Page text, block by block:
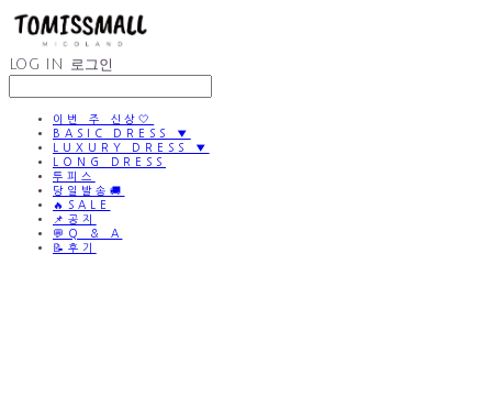
LOG IN 로그인
이번 주 신상🤍
BASIC DRESS ▼
LUXURY DRESS ▼
LONG DRESS
투피스
당일발송🚚
🔥SALE
📌공지
💬Q & A
📝후기